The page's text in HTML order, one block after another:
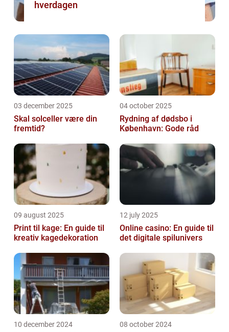
hverdagen
03 december 2025
Skal solceller være din
fremtid?
04 october 2025
Rydning af dødsbo i
København: Gode råd
09 august 2025
Print til kage: En guide til
kreativ kagedekoration
12 july 2025
Online casino: En guide til
det digitale spilunivers
10 december 2024 08 october 2024